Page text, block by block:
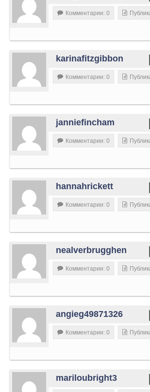
Комментарии: 0
karinafitzgibbon
Комментарии: 0
janniefincham
Комментарии: 0
hannahrickett
Комментарии: 0
nealverbrugghen
Комментарии: 0
angieg49871326
Комментарии: 0
mariloubright3